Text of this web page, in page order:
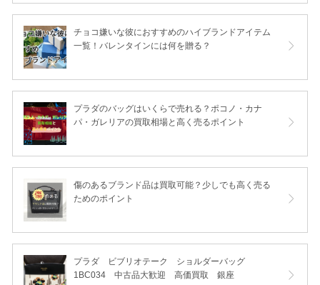
チョコ嫌いな彼におすすめのハイブランドアイテム
一覧！バレンタインには何を贈る？
プラダのバッグはいくらで売れる？ポコノ・カナ
パ・ガレリアの買取相場と高く売るポイント
傷のあるブランド品は買取可能？少しでも高く売る
ためのポイント
プラダ ビブリオテーク ショルダーバッグ
1BC034 中古品大歓迎 高価買取 銀座